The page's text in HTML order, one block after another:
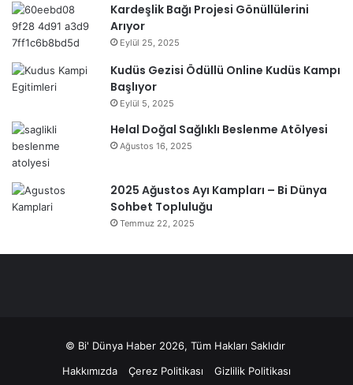
Kardeşlik Bağı Projesi Gönüllülerini
Arıyor
Eylül 25, 2025
Kudüs Gezisi Ödüllü Online Kudüs Kampı
Başlıyor
Eylül 5, 2025
Helal Doğal Sağlıklı Beslenme Atölyesi
Ağustos 16, 2025
2025 Ağustos Ayı Kampları – Bi Dünya
Sohbet Topluluğu
Temmuz 22, 2025
© Bi' Dünya Haber 2026, Tüm Hakları Saklıdır
Hakkımızda
Çerez Politikası Gizlilik Politikası